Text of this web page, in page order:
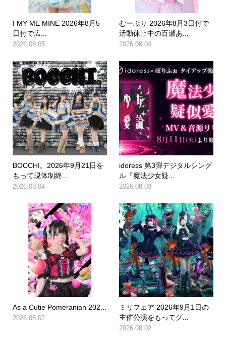
I MY ME MINE 2026年8月5
日付で広...
2026.08.05
むーぷり 2026年8月3日付で
活動休止中の百瀬あ...
2026.08.04
BOCCHI。2026年9月21日を
もって現体制終...
2026.08.04
idoress 第3弾デジタルシング
ル『魔法少女疑...
2026.08.03
As a Cutie Pomeranian 202...
2026.08.02
ミリフェア 2026年9月1日の
主催公演をもってグ...
2026.08.02